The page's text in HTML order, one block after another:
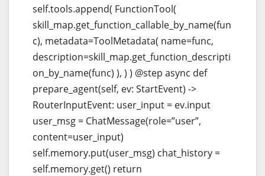
self.tools.append( FunctionTool(
skill_map.get_function_callable_by_name(fun
c), metadata=ToolMetadata( name=func,
description=skill_map.get_function_descripti
on_by_name(func) ), ) ) @step async def
prepare_agent(self, ev: StartEvent) ->
RouterInputEvent: user_input = ev.input
user_msg = ChatMessage(role=”user”,
content=user_input)
self.memory.put(user_msg) chat_history =
self.memory.get() return